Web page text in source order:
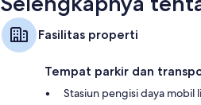
shower/bathtub
Televisi LED 55-inci dengan Netflix
untuk kopi/teh
Fasilitas properti
Tempat parkir dan
Stasiun pengisi daya mobil